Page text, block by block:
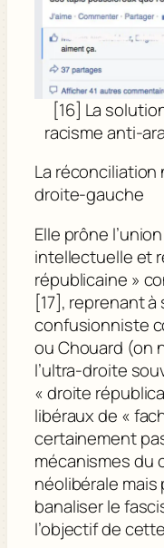
[16] La
racisme anti-
La réconciliation
droite-gauche
Elle prône
intellectuelle et
républicaine »
[17], reprenant
confusionniste
ou Chouard (on
l’ultra-droite
« droite
libéraux de «
certainement
mécanismes du
néolibérale
banaliser le
l’objectif de